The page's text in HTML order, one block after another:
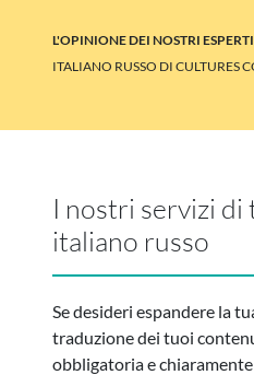
L'OPINIONE DEI NOSTRI ESPERTI
ITALIANO RUSSO DI CULTURES
I nostri servizi di
italiano russo
Se desideri espandere la
traduzione dei tuoi
obbligatoria e